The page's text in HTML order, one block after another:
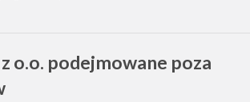
o.o. podejmowane poza